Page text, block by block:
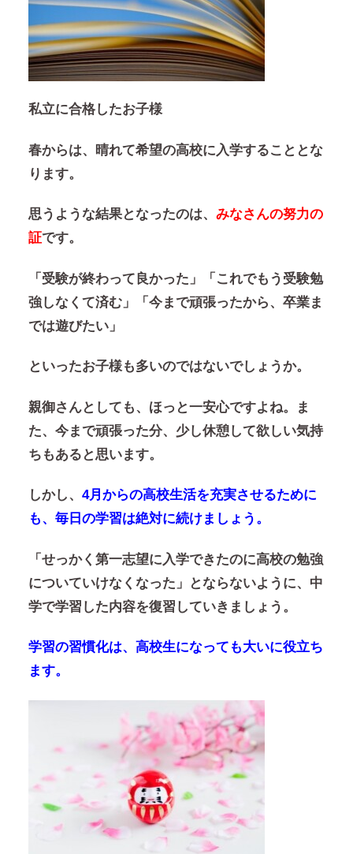
私立に合格したお子様
春からは、晴れて希望の高校に入学することとな
ります。
思うような結果となったのは、 みなさんの努力の
証です。
「受験が終わって良かった」「これでもう受験勉
強しなくて済む」「今まで頑張ったから、卒業ま
では遊びたい」
といったお子様も多いのではないでしょうか。
親御さんとしても、ほっと一安心ですよね。ま
た、今まで頑張った分、少し休憩して欲しい気持
ちもあると思います。
しかし、 4月からの高校生活を充実させるために
も、毎日の学習は絶対に続けましょう。
「せっかく第一志望に入学できたのに高校の勉強
についていけなくなった」とならないように、中
学で学習した内容を復習していきましょう。
学習の習慣化は、高校生になっても大いに役立ち
ます。